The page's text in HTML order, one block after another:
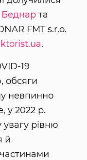
Беднар та
FMT s.r.o.
.
19
обсяги
невпинно
у 2022 р.
увагу рівню
й